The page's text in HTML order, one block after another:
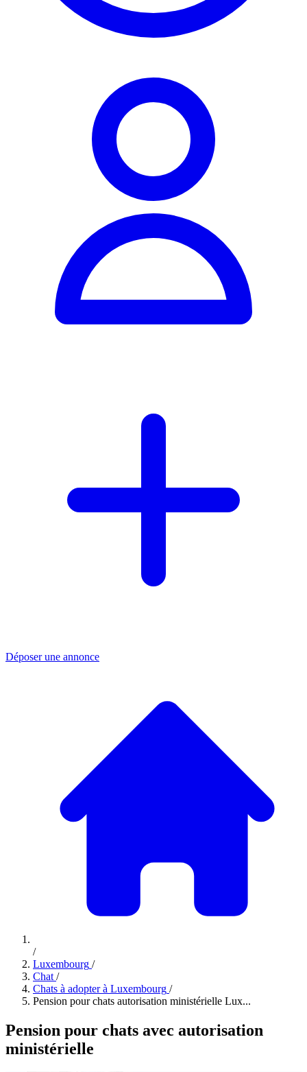
Déposer une annonce
/
Luxembourg /
Chat /
Chats à adopter à Luxembourg /
Pension pour chats autorisation ministérielle Lux...
Pension pour chats avec autorisation
ministérielle